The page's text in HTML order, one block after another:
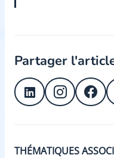
Partager
THÉMATIQUES